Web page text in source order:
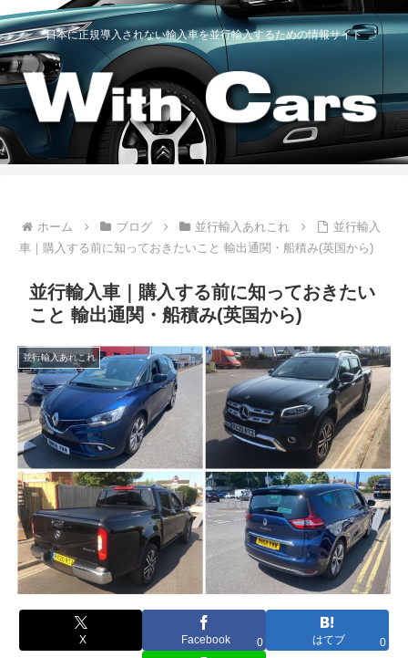
日本に正規導入されない輸入車を並行輸入するための情報サイト
ホーム ブログ 並行輸入あれこれ
並行輸入
車｜購入する前に知っておきたいこと 輸出通関・船積み(英国から)
並行輸入車｜購入する前に知っておきたい
こと 輸出通関・船積み(英国から)
並行輸入あれこれ
X Facebook 0 はてブ 0